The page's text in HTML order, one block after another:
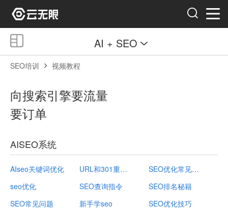
AI + SEO
SEO培训 视频教程
向搜索引擎要流量
要订单
AISEO系统
AIseo关键词优化
seo优化
SEO常见问题
URL和301重定向
SEO查询指令
新手学seo
SEO优化常见问题
SEO排名秘籍
SEO优化技巧